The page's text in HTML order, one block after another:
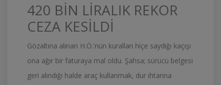
420 BİN LİRALIK REKOR
CEZA KESİLDİ
Gözaltına alınan H.Ö.'nün kuralları hiçe saydığı kaçışı
ona ağır bir faturaya mal oldu. Şahsa; sürücü belgesi
geri alındığı halde araç kullanmak, dur ihtarına